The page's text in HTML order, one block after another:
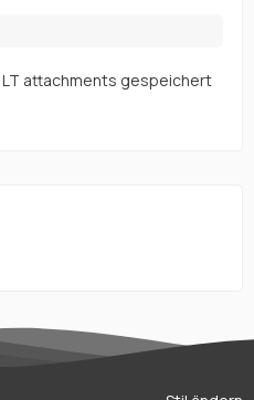
LT attachments gespeichert